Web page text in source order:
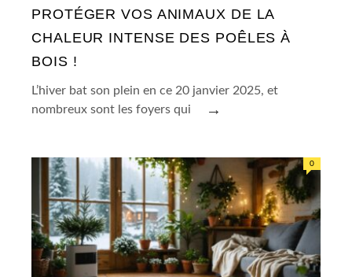
PROTÉGER VOS ANIMAUX DE LA
CHALEUR INTENSE DES POÊLES À
BOIS !
L’hiver bat son plein en ce 20 janvier 2025, et
nombreux sont les foyers qui
→
0